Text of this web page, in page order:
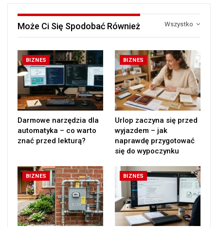
Wszystko
Może Ci Się Spodobać Również
BIZNES
Darmowe narzędzia dla
automatyka – co warto
znać przed lekturą?
BIZNES
Urlop zaczyna się przed
wyjazdem – jak
naprawdę przygotować
się do wypoczynku
BIZNES BIZNES